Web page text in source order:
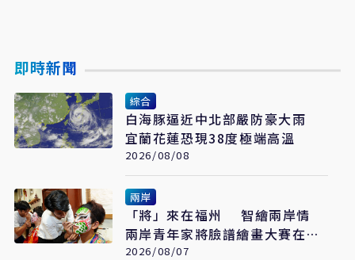
即時新聞
綜合
白海豚逼近中北部嚴防豪大雨
宜蘭花蓮恐現38度極端高溫
2026/08/08
兩岸
「將」來在福州 智繪兩岸情
兩岸青年家將臉譜繪畫大賽在福
州開幕
2026/08/07